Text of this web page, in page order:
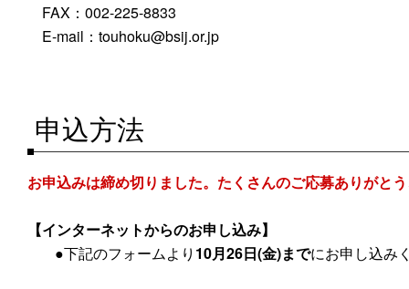
FAX：002-225-8833
E-mail：touhoku@bsij.or.jp
申込方法
お申込みは締め切りました。たくさんのご応募ありがと
【インターネットからのお申し込み】
●下記のフォームより 10月26日(金)までにお申し込み